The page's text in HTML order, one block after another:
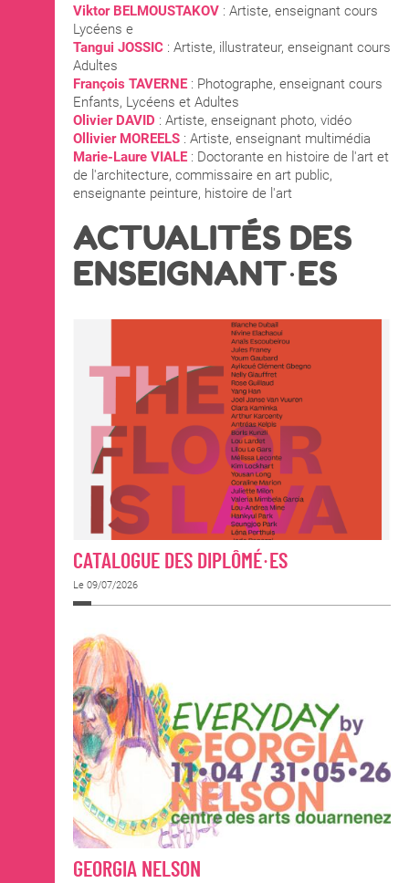
Viktor BELMOUSTAKOV : Artiste, enseignant cours
Lycéens e
Tangui JOSSIC : Artiste, illustrateur, enseignant cours
Adultes
François TAVERNE : Photographe, enseignant cours
Enfants, Lycéens et Adultes
Olivier DAVID : Artiste, enseignant photo, vidéo
Ollivier MOREELS : Artiste, enseignant multimédia
Marie-Laure VIALE : Doctorante en histoire de l'art et
de l'architecture, commissaire en art public,
enseignante peinture, histoire de l'art
ACTUALITÉS DES
ENSEIGNANT·ES
CATALOGUE DES DIPLÔMÉ·ES
Le 09/07/2026
GEORGIA NELSON